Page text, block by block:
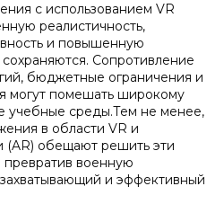
с использованием VR
реалистичность,
и повышенную
Сопротивление
бюджетные ограничения и
могут помешать широкому
учебные среды.Тем не менее,
в области VR и
(AR) обещают решить эти
военную
и эффективный